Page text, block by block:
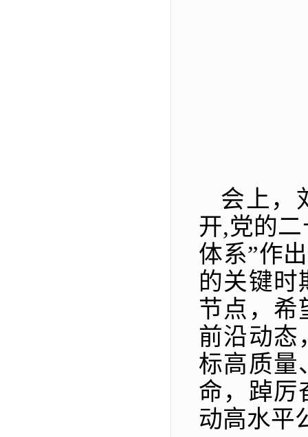
会上，
开,党的
体系”作
的关键时
节点，希
前沿动态
标高质量
命，踔厉
动高水平